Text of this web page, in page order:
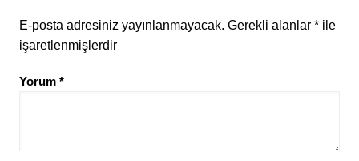
E-posta adresiniz yayınlanmayacak. Gerekli alanlar *ile
işaretlenmişlerdir
Yorum *